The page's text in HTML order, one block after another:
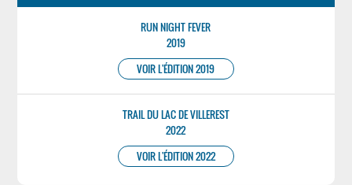
RUN NIGHT FEVER
2019
VOIR L'ÉDITION 2019
TRAIL DU LAC DE VILLEREST
2022
VOIR L'ÉDITION 2022